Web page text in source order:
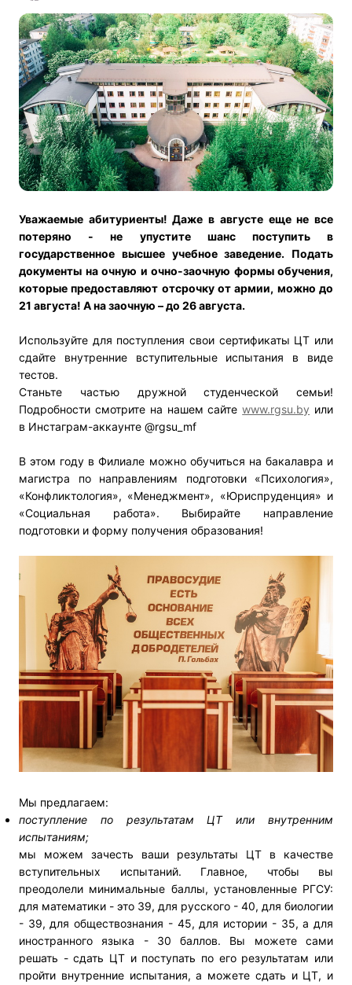
Уважаемые абитуриенты! Даже в августе еще не все
потеряно - не упустите шанс поступить в
государственное высшее учебное заведение. Подать
документы на очную и очно-заочную формы обучения,
которые предоставляют отсрочку от армии, можно до
21 августа! А на заочную – до 26 августа.
Используйте для поступления свои сертификаты ЦТ или
сдайте внутренние вступительные испытания в виде
тестов.
Станьте частью дружной студенческой семьи!
Подробности смотрите на нашем сайтеwww.rgsu.by или
в Инстаграм-аккаунте @rgsu_mf
В этом году в Филиале можно обучиться на бакалавра и
магистра по направлениям подготовки «Психология»,
«Конфликтология», «Менеджмент», «Юриспруденция» и
«Социальная работа». Выбирайте направление
подготовки и форму получения образования!
Мы предлагаем:
поступление по результатам ЦТ или внутренним
испытаниям;
мы можем зачесть ваши результаты ЦТ в качестве
вступительных испытаний. Главное, чтобы вы
преодолели минимальные баллы, установленные РГСУ:
для математики - это 39, для русского - 40, для биологии
- 39, для обществознания - 45, для истории - 35, а для
иностранного языка - 30 баллов. Вы можете сами
решать - сдать ЦТ и поступать по его результатам или
пройти внутренние испытания, а можете сдать и ЦТ, и